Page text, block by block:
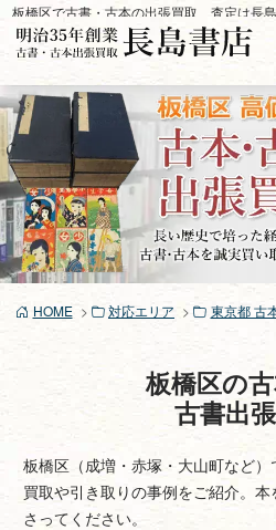
コ
ン
ツ
へ
ス
キ
ッ
プ
板橋区で古書・古本の出張買取、査定は長
HOME 対応エリア 東京都 古
板橋区の
古書出
板橋区（成増・赤塚・大山町など
買取や引き取りの事例をご紹介。
さってください。